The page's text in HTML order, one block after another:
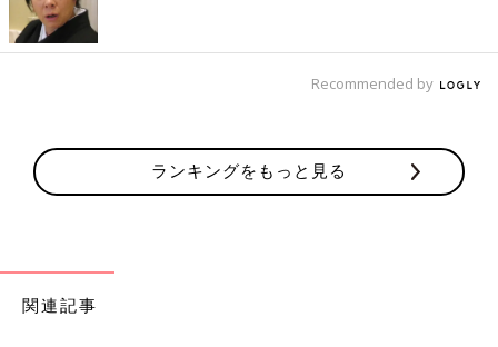
Recommended by
ランキングをもっと見る
関連記事